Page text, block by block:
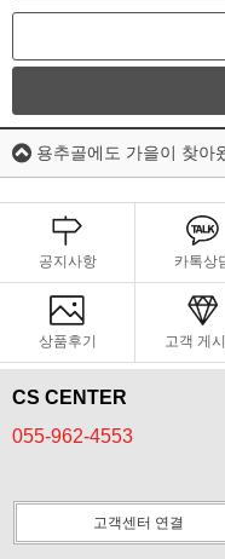
용추골에도 가을이 찾아
공지사항 카톡상
상품후기 고객 게
CS CENTER
055-962-4553
고객센터 연결